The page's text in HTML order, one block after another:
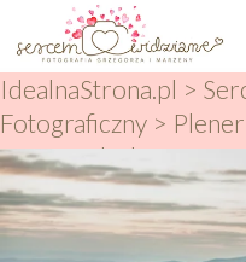
IdealnaStrona.pl >
Fotograficzny >
Bieszczadach